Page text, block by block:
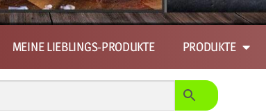
MEINE LIEBLINGS-PRODUKTE PRODUKTE